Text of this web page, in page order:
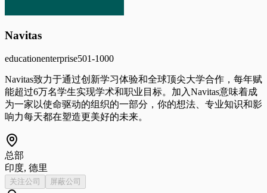
Navitas
educationenterprise501-1000
Navitas致力于通过创新学习体验和全球顶尖大学合作，每年赋
能超过6万名学生实现学术和职业目标。加入Navitas意味着成
为一家以使命驱动的组织的一部分，你的想法、专业知识和影
响力每天都在塑造更美好的未来。
总部
印度, 德里
关注公司 屏蔽公司